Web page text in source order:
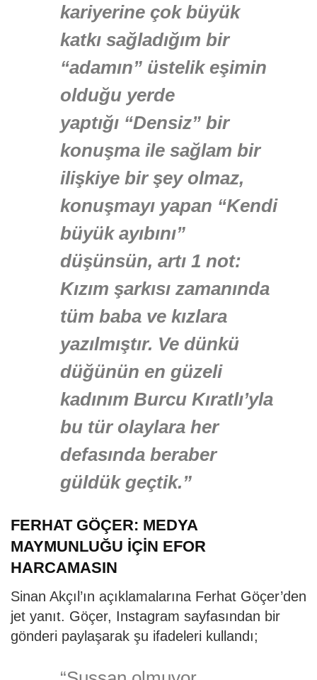
kariyerine çok büyük
katkı sağladığım bir
“adamın” üstelik eşimin
olduğu yerde
yaptığı “Densiz” bir
konuşma ile sağlam bir
ilişkiye bir şey olmaz,
konuşmayı yapan “Kendi
büyük ayıbını”
düşünsün, artı 1 not:
Kızım şarkısı zamanında
tüm baba ve kızlara
yazılmıştır. Ve dünkü
düğünün en güzeli
kadınım Burcu Kıratlı’yla
bu tür olaylara her
defasında beraber
güldük geçtik.”
FERHAT GÖÇER: MEDYA
MAYMUNLUĞU İÇİN EFOR
HARCAMASIN
Sinan Akçıl’ın açıklamalarına Ferhat Göçer’den
jet yanıt. Göçer, Instagram sayfasından bir
gönderi paylaşarak şu ifadeleri kullandı;